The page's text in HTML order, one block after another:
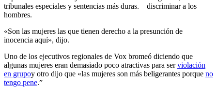
tribunales especiales y sentencias más duras. – discriminar a los
hombres.
«Son las mujeres las que tienen derecho a la presunción de
inocencia aquí», dijo.
Uno de los ejecutivos regionales de Vox bromeó diciendo que
algunas mujeres eran demasiado poco atractivas para serviolación
en grupoy otro dijo que «las mujeres son más beligerantes porque no
tengo pene.”